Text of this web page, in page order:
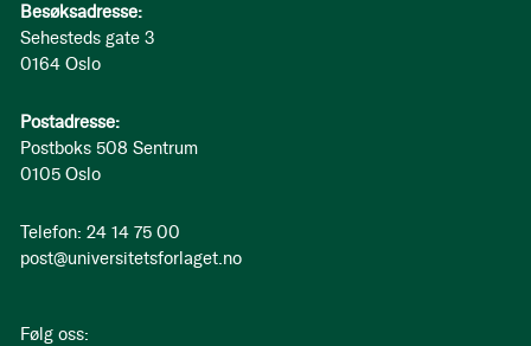
Besøksadresse:
Sehesteds gate 3
0164 Oslo
Postadresse:
Postboks 508 Sentrum
0105 Oslo
Telefon: 24 14 75 00
post@universitetsforlaget.no
Følg oss: